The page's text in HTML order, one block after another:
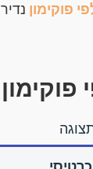
פוקימון